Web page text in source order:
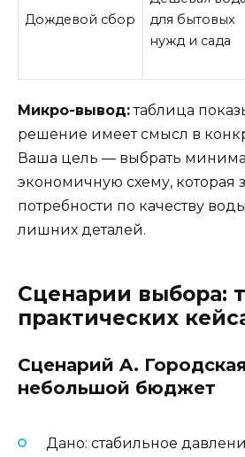
Дождевой сбор
для бытовых
нужд и сада
Микро-вывод:таблица
решение имеет смысл в
Ваша цель — выбрать
экономичную схему, которая
потребности по качеству
лишних деталей.
Сценарии выбора:
практических
Сценарий A.
небольшой бюджет
Дано: стабильное